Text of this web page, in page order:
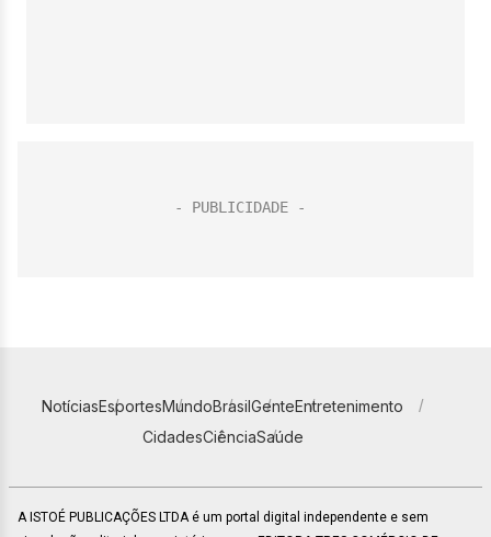
NotíciasEsportesMundoBrasilGenteEntretenimento
CidadesCiênciaSaúde
A ISTOÉ PUBLICAÇÕES LTDA é um portal digital independente e sem